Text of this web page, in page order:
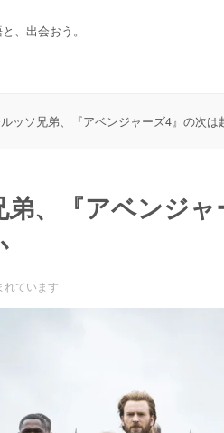
、出会おう。
ッソ兄弟、『アベンジャーズ4』の次
、『アベンジ
れています